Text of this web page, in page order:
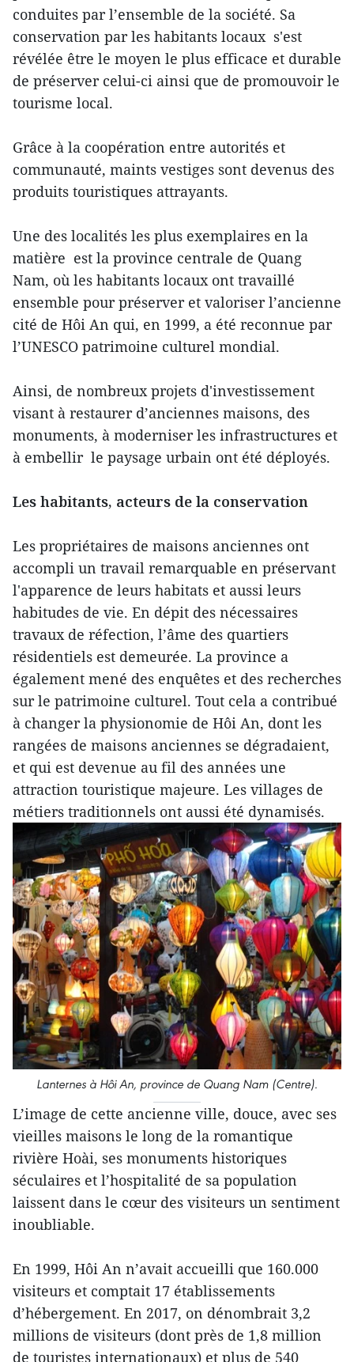
conduites par l’ensemble de la société. Sa
conservation par les habitants locaux s'est
révélée être le moyen le plus efficace et durable
de préserver celui-ci ainsi que de promouvoir le
tourisme local.
Grâce à la coopération entre autorités et
communauté, maints vestiges sont devenus des
produits touristiques attrayants.
Une des localités les plus exemplaires en la
matière est la province centrale de Quang
Nam, où les habitants locaux ont travaillé
ensemble pour préserver et valoriser l’ancienne
cité de Hôi An qui, en 1999, a été reconnue par
l’UNESCO patrimoine culturel mondial.
Ainsi, de nombreux projets d'investissement
visant à restaurer d’anciennes maisons, des
monuments, à moderniser les infrastructures et
à embellir le paysage urbain ont été déployés.
Les habitants, acteurs de la conservation
Les propriétaires de maisons anciennes ont
accompli un travail remarquable en préservant
l'apparence de leurs habitats et aussi leurs
habitudes de vie. En dépit des nécessaires
travaux de réfection, l’âme des quartiers
résidentiels est demeurée. La province a
également mené des enquêtes et des recherches
sur le patrimoine culturel. Tout cela a contribué
à changer la physionomie de Hôi An, dont les
rangées de maisons anciennes se dégradaient,
et qui est devenue au fil des années une
attraction touristique majeure. Les villages de
métiers traditionnels ont aussi été dynamisés.
Lanternes à Hôi An, province de Quang Nam (Centre).
L’image de cette ancienne ville, douce, avec ses
vieilles maisons le long de la romantique
rivière Hoài, ses monuments historiques
séculaires et l’hospitalité de sa population
laissent dans le cœur des visiteurs un sentiment
inoubliable.
En 1999, Hôi An n’avait accueilli que 160.000
visiteurs et comptait 17 établissements
d’hébergement. En 2017, on dénombrait 3,2
millions de visiteurs (dont près de 1,8 million
de touristes internationaux) et plus de 540